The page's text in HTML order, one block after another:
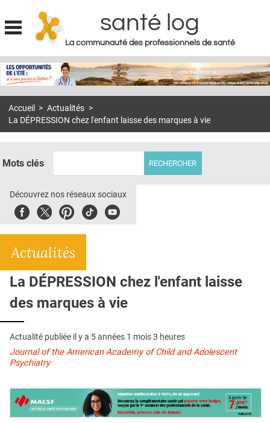
Jump to navigation
santé log
La communauté des professionnels de santé
MON COMPTE
S'ABONNER À LA REVUE SOIN À DOMICILE
DOSSIERS
E-REVUE SAD
L'APP
QUI SOMMES-NOUS ?
PUBLICITÉ
CONDITIONS GÉNÉRALES
CONTACT
Accueil > Actualités >
La DÉPRESSION chez l'enfant laisse des marques à vie
Mots clés
Découvrez nos réseaux sociaux
FacebookTwitterPinterest
TiktokYoubute
Actualités
La DÉPRESSION chez l'enfant laisse
des marques à vie
Actualité publiée il y a 5 années 1 mois 3 heures
Journal of the American Academy of Child and Adolescent
Psychiatry